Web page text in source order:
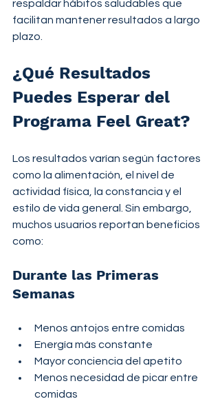
respaldar hábitos saludables que
facilitan mantener resultados a largo
plazo.
¿Qué Resultados
Puedes Esperar del
Programa Feel Great?
Los resultados varían según factores
como la alimentación, el nivel de
actividad física, la constancia y el
estilo de vida general. Sin embargo,
muchos usuarios reportan beneficios
como:
Durante las Primeras
Semanas
Menos antojos entre comidas
Energía más constante
Mayor conciencia del apetito
Menos necesidad de picar entre
comidas